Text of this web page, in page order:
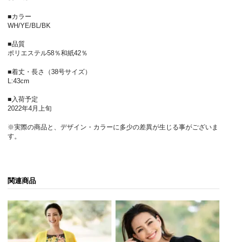
■カラー
WH/YE/BL/BK
■品質
ポリエステル58％和紙42％
■着丈・長さ（38号サイズ）
L:43cm
■入荷予定
2022年4月上旬
※実際の商品と、デザイン・カラーに多少の差異が生じる事がございま
す。
関連商品